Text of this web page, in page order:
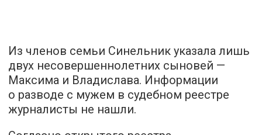
Из членов семьи Синельник указала лишь
двух несовершеннолетних сыновей —
Максима и Владислава. Информации
о разводе с мужем в судебном реестре
журналисты не нашли.